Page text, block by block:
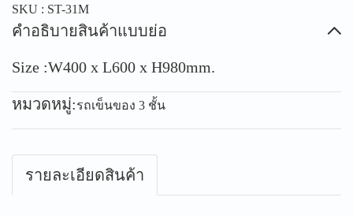
SKU : ST-31M
คำอธิบายสินค้าแบบย่อ
Size :W400 x L600 x H980mm.
หมวดหมู่:รถเข็นของ 3 ชั้น
รายละเอียดสินค้า